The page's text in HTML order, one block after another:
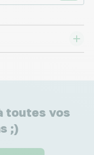
toutes vos
;)